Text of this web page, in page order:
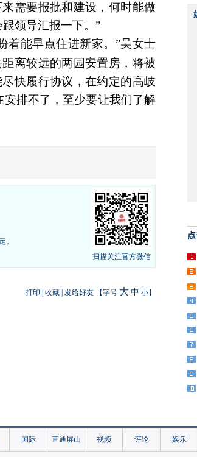
需要报批和建设， 何时能做
领导汇报一下。”
着能早点住进新家。 ”吴女士
离较远的两园安置房，将被
尽快履行协议，在约定的高岐
安排不了，至少要让我们了解
扫描关注官方微信
。
打印 收藏 发给好友 【字号 大 中 小】
国际 直通屏山 视频 评论 娱乐